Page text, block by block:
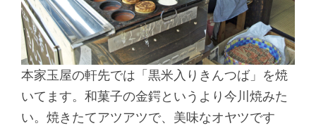
本家玉屋の軒先では「黒米入りきんつば」を焼
いてます。和菓子の金鍔というより今川焼みた
い。焼きたてアツアツで、美味なオヤツです